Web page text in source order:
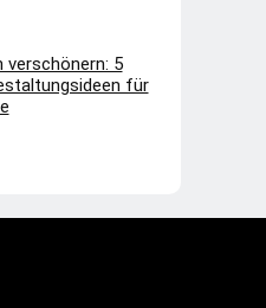
verschönern: 5
für